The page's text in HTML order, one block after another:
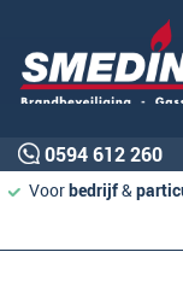
0594 612 260
Voorbedrijf&